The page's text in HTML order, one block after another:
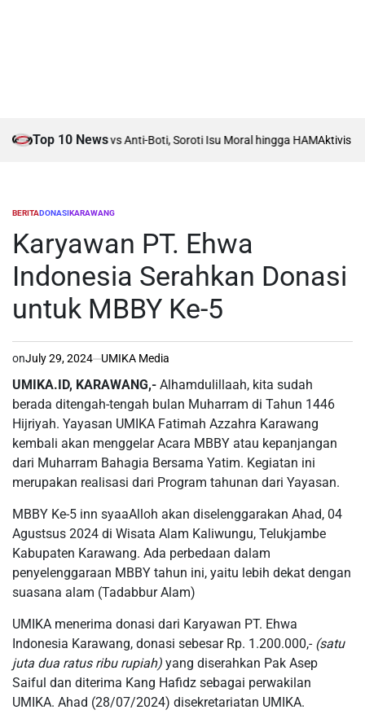
Top 10 News
Debat Boti vs Anti-Boti, Soroti Isu Moral hingga HAMAktivis
POSTED
BERITADONASIKARAWANG
Karyawan PT. Ehwa
Indonesia Serahkan Donasi
untuk MBBY Ke-5
onJuly 29, 2024 UMIKA Media
UMIKA.ID, KARAWANG,- Alhamdulillaah, kita sudah
berada ditengah-tengah bulan Muharram di Tahun 1446
Hijriyah. Yayasan UMIKA Fatimah Azzahra Karawang
kembali akan menggelar Acara MBBY atau kepanjangan
dari Muharram Bahagia Bersama Yatim. Kegiatan ini
merupakan realisasi dari Program tahunan dari Yayasan.
MBBY Ke-5 inn syaaAlloh akan diselenggarakan Ahad, 04
Agustsus 2024 di Wisata Alam Kaliwungu, Telukjambe
Kabupaten Karawang. Ada perbedaan dalam
penyelenggaraan MBBY tahun ini, yaitu lebih dekat dengan
suasana alam (Tadabbur Alam)
UMIKA menerima donasi dari Karyawan PT. Ehwa
Indonesia Karawang, donasi sebesar Rp. 1.200.000,- (satu
juta dua ratus ribu rupiah) yang diserahkan Pak Asep
Saiful dan diterima Kang Hafidz sebagai perwakilan
UMIKA. Ahad (28/07/2024) disekretariatan UMIKA.